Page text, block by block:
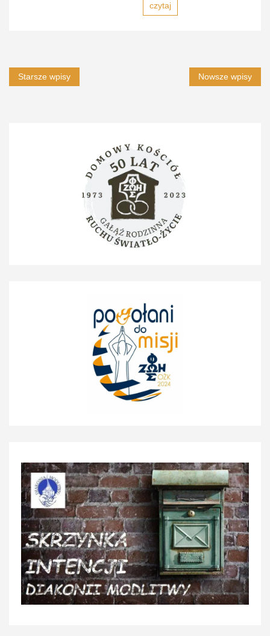
czytaj
Nawigacja
Starsze wpisy Nowsze wpisy